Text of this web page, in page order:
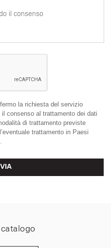
il consenso
la richiesta del servizio
consenso al trattamento dei dati
di trattamento previste
trattamento in Paesi